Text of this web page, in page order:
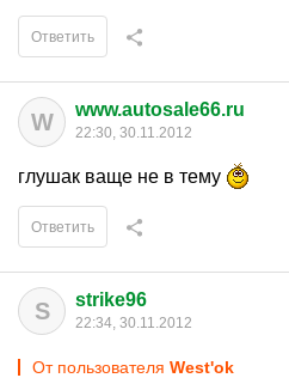
Ответить
W www.autosale66.ru
22:30, 30.11.2012
глушак ваще не в тему
Ответить
S strike96
22:34, 30.11.2012
От пользователя West'ok